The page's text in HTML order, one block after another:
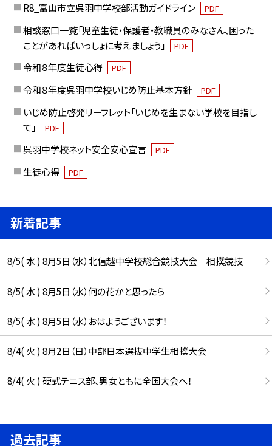
R8_富山市立呉羽中学校部活動ガイドライン PDF
相談窓口一覧「児童生徒・保護者・教職員のみなさん、困った
ことがあればいっしょに考えましょう」
PDF
令和８年度生徒心得 PDF
令和８年度呉羽中学校いじめ防止基本方針 PDF
いじめ防止啓発リーフレット「いじめを生まない学校を目指し
て」
PDF
呉羽中学校ネット安全安心宣言 PDF
生徒心得 PDF
新着記事
8/5( 水 ) 8月5日（水）北信越中学校総合競技大会 相撲競技
8/5( 水 ) 8月5日（水）何の花かと思ったら
8/5( 水 ) 8月5日（水）おはようございます！
8/4( 火 ) 8月2日（日）中部日本選抜中学生相撲大会
8/4( 火 ) 硬式テニス部、男女ともに全国大会へ！
過去記事